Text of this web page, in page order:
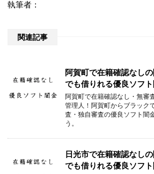
執筆者：
関連記事
阿賀町で在籍確認なし
でも借りれる優良ソフ
阿賀町で在籍確認なし・無審
管理人！阿賀町からブラック
査・独自審査の優良ソフト闇
う。
日光市で在籍確認なし
でも借りれる優良ソフ